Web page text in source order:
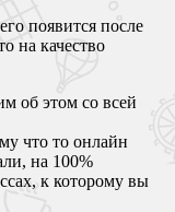
появится после
на качество
об этом со всей
что то онлайн
на 100%
к которому вы